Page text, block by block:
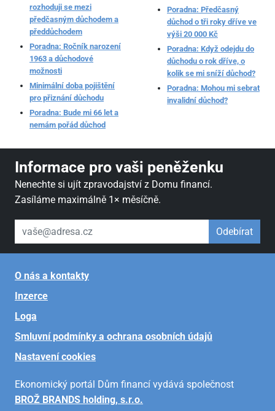
rozhoduji se mezi
předčasným důchodem a
předdůchodem
Poradna: Ročník narození
1963 a důchodové
možnosti
Minimální doba pojištění
pro přiznání důchodu
Poradna: Bude mi 66 let a
nemám pořád důchod
Poradna: Předčasný
důchod o tři roky dříve ve
výši 20 000 Kč
Poradna: Když odejdu do
důchodu o rok dříve, o
kolik se mi sníží důchod?
Poradna: Mohou mi sebrat
invalidní důchod?
Informace pro vaši peněženku
Nenechte si ujít zpravodajství z Domu financí.
Zasíláme maximálně 1× měsíčně.
váš email Odebírat
O nás a kontakty
Inzerce
Loga
Smluvní podmínky a ochrana osobních údajů
Nastavení cookies
Ekonomický portál Dům financí vydává společnost
BROŽ BRANDS holding, s.r.o.